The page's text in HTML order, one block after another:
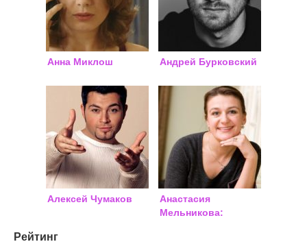
Анна Миклош Андрей Бурковский
Алексей Чумаков
Анастасия
Мельникова:
Рейтинг